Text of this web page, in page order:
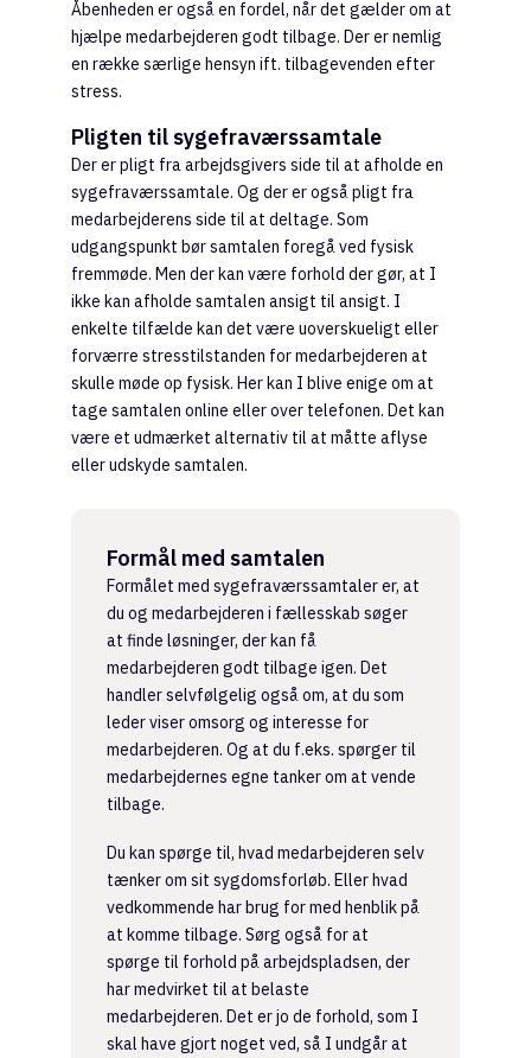
Åbenheden er også en fordel, når det gælder om at
hjælpe medarbejderen godt tilbage. Der er nemlig
en række særlige hensyn ift. tilbagevenden efter
stress.
Pligten til sygefraværssamtale
Der er pligt fra arbejdsgivers side til at afholde en
sygefraværssamtale. Og der er også pligt fra
medarbejderens side til at deltage. Som
udgangspunkt bør samtalen foregå ved fysisk
fremmøde. Men der kan være forhold der gør, at I
ikke kan afholde samtalen ansigt til ansigt. I
enkelte tilfælde kan det være uoverskueligt eller
forværre stresstilstanden for medarbejderen at
skulle møde op fysisk. Her kan I blive enige om at
tage samtalen online eller over telefonen. Det kan
være et udmærket alternativ til at måtte aflyse
eller udskyde samtalen.
Formål med samtalen
Formålet med sygefraværssamtaler er, at
du og medarbejderen i fællesskab søger
at finde løsninger, der kan få
medarbejderen godt tilbage igen. Det
handler selvfølgelig også om, at du som
leder viser omsorg og interesse for
medarbejderen. Og at du f.eks. spørger til
medarbejdernes egne tanker om at vende
tilbage.
Du kan spørge til, hvad medarbejderen selv
tænker om sit sygdomsforløb. Eller hvad
vedkommende har brug for med henblik på
at komme tilbage. Sørg også for at
spørge til forhold på arbejdspladsen, der
har medvirket til at belaste
medarbejderen. Det er jo de forhold, som I
skal have gjort noget ved, så I undgår at